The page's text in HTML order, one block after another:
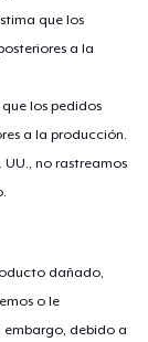
que los
a la
los pedidos
a la producción.
UU., no rastreamos
dañado,
o le
embargo, debido a